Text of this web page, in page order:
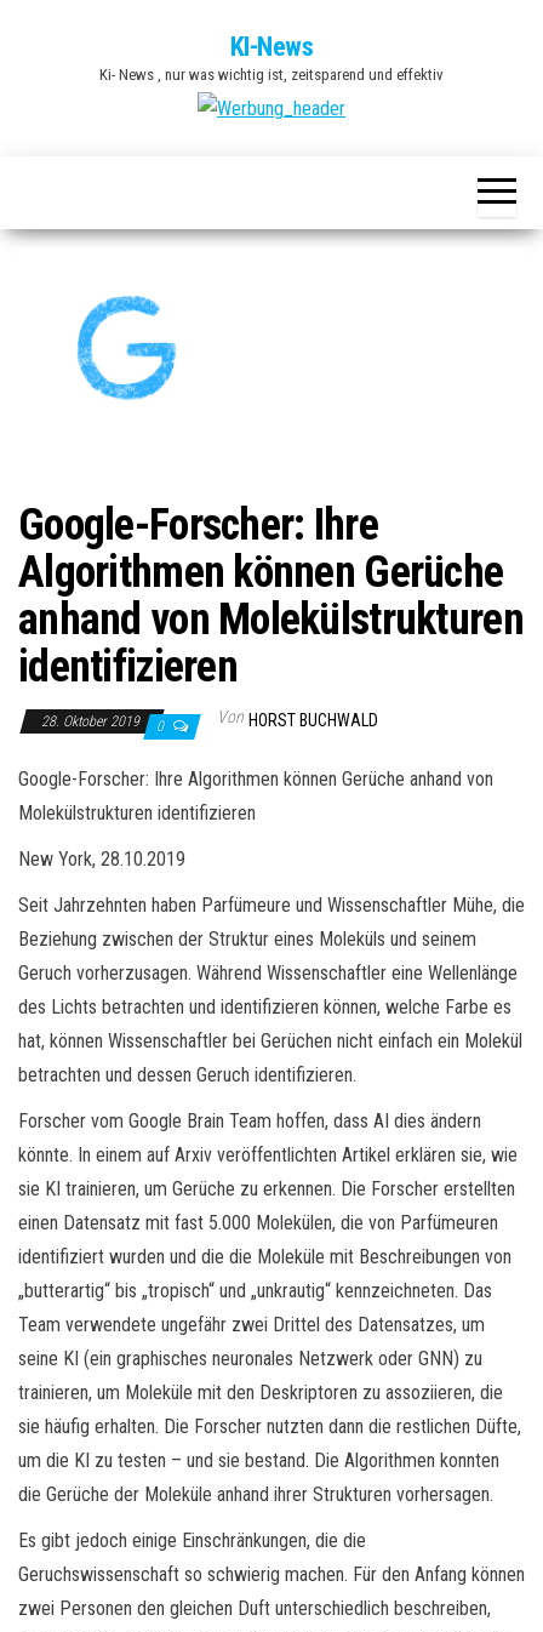
KI-News
Ki- News , nur was wichtig ist, zeitsparend und effektiv
Google-Forscher: Ihre
Algorithmen können Gerüche
anhand von Molekülstrukturen
identifizieren
28. Oktober 2019 0 Von HORST BUCHWALD
Google-Forscher: Ihre Algorithmen können Gerüche anhand von
Molekülstrukturen identifizieren
New York, 28.10.2019
Seit Jahrzehnten haben Parfümeure und Wissenschaftler Mühe, die
Beziehung zwischen der Struktur eines Moleküls und seinem
Geruch vorherzusagen. Während Wissenschaftler eine Wellenlänge
des Lichts betrachten und identifizieren können, welche Farbe es
hat, können Wissenschaftler bei Gerüchen nicht einfach ein Molekül
betrachten und dessen Geruch identifizieren.
Forscher vom Google Brain Team hoffen, dass AI dies ändern
könnte. In einem auf Arxiv veröffentlichten Artikel erklären sie, wie
sie KI trainieren, um Gerüche zu erkennen. Die Forscher erstellten
einen Datensatz mit fast 5.000 Molekülen, die von Parfümeuren
identifiziert wurden und die die Moleküle mit Beschreibungen von
„butterartig“ bis „tropisch“ und „unkrautig“ kennzeichneten. Das
Team verwendete ungefähr zwei Drittel des Datensatzes, um
seine KI (ein graphisches neuronales Netzwerk oder GNN) zu
trainieren, um Moleküle mit den Deskriptoren zu assoziieren, die
sie häufig erhalten. Die Forscher nutzten dann die restlichen Düfte,
um die KI zu testen – und sie bestand. Die Algorithmen konnten
die Gerüche der Moleküle anhand ihrer Strukturen vorhersagen.
Es gibt jedoch einige Einschränkungen, die die
Geruchswissenschaft so schwierig machen. Für den Anfang können
zwei Personen den gleichen Duft unterschiedlich beschreiben,